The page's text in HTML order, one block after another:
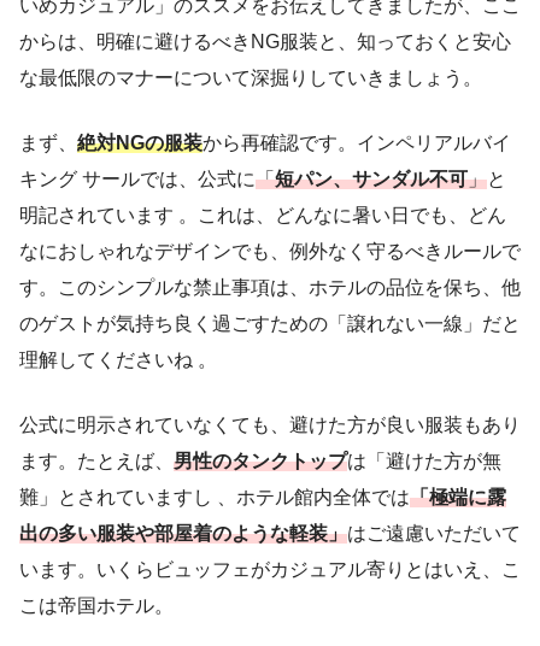
いめカジュアル」のススメをお伝えしてきましたが、ここ
からは、明確に避けるべきNG服装と、知っておくと安心
な最低限のマナーについて深掘りしていきましょう。
まず、 絶対NGの服装から再確認です。インペリアルバイ
キング サールでは、公式に「短パン、サンダル不可」と
明記されています 。これは、どんなに暑い日でも、どん
なにおしゃれなデザインでも、例外なく守るべきルールで
す。このシンプルな禁止事項は、ホテルの品位を保ち、他
のゲストが気持ち良く過ごすための「譲れない一線」だと
理解してくださいね 。
公式に明示されていなくても、避けた方が良い服装もあり
ます。たとえば、 男性のタンクトップは「避けた方が無
難」とされていますし 、ホテル館内全体では「極端に露
出の多い服装や部屋着のような軽装」はご遠慮いただいて
います。いくらビュッフェがカジュアル寄りとはいえ、こ
こは帝国ホテル。